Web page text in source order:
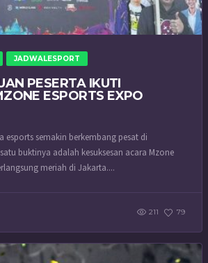
JADWALESPORT
PESERTA IKUTI
ESPORTS EXPO
esports semakin berkembang pesat di
buktinya adalah kesuksesan acara Mzone
meriah di Jakarta....
211 79